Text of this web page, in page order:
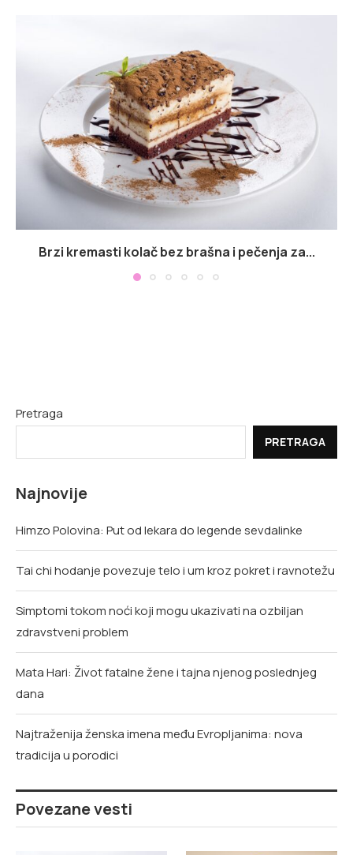
Brzi kremasti kolač bez brašna i pečenja za...
Pretraga
PRETRAGA
Najnovije
Himzo Polovina: Put od lekara do legende sevdalinke
Tai chi hodanje povezuje telo i um kroz pokret i ravnotežu
Simptomi tokom noći koji mogu ukazivati na ozbiljan
zdravstveni problem
Mata Hari: Život fatalne žene i tajna njenog poslednjeg
dana
Najtraženija ženska imena među Evropljanima: nova
tradicija u porodici
Povezane vesti